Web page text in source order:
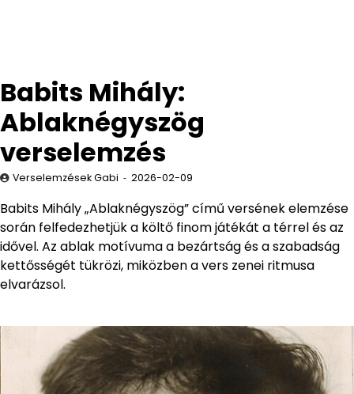
Babits Mihály:
Ablaknégyszög
verselemzés
Verselemzések Gabi 2026-02-09
Babits Mihály „Ablaknégyszög” című versének elemzése
során felfedezhetjük a költő finom játékát a térrel és az
idővel. Az ablak motívuma a bezártság és a szabadság
kettősségét tükrözi, miközben a vers zenei ritmusa
elvarázsol.